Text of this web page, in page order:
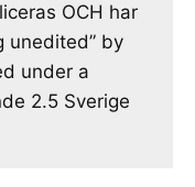
OCH har
unedited” by
under a
2.5 Sverige